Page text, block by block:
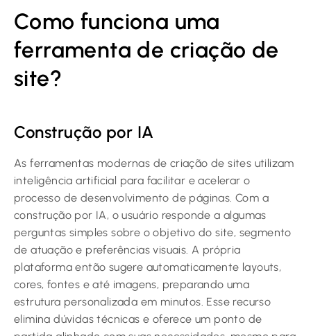
Como funciona uma
ferramenta de criação de
site?
Construção por IA
As ferramentas modernas de criação de sites utilizam
inteligência artificial para facilitar e acelerar o
processo de desenvolvimento de páginas. Com a
construção por IA, o usuário responde a algumas
perguntas simples sobre o objetivo do site, segmento
de atuação e preferências visuais. A própria
plataforma então sugere automaticamente layouts,
cores, fontes e até imagens, preparando uma
estrutura personalizada em minutos. Esse recurso
elimina dúvidas técnicas e oferece um ponto de